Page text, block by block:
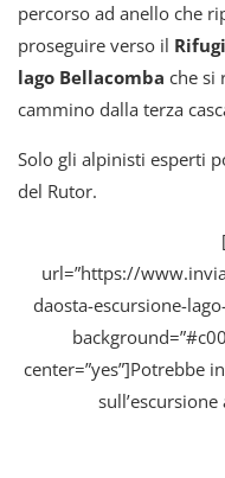
percorso ad anello che
proseguire verso il
lago Bellacomba che si
cammino dalla terza
Solo gli alpinisti esperti
del Rutor.
url=”https://
daosta-escursione-
center=”yes”]Potrebbe